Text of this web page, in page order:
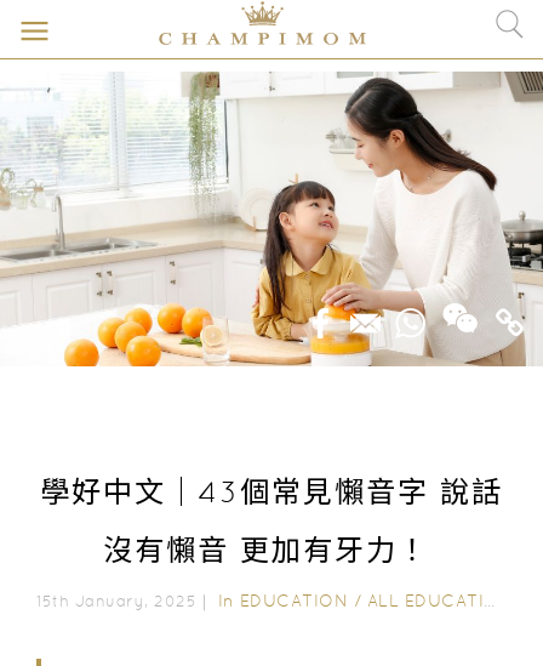
學好中文｜43個常見懶音字 說話
沒有懶音 更加有牙力！
15th January, 2025｜ In EDUCATION / ALL EDUCATION